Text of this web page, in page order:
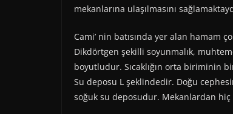
mekanlarına ulaşılmasını
Cami’ nin batısında yer alan hamam
Dikdörtgen şekilli soyunmalık,
boyutludur. Sıcaklığın orta biriminin
Su deposu L şeklindedir. Doğu
soğuk su deposudur. Mekanlardan